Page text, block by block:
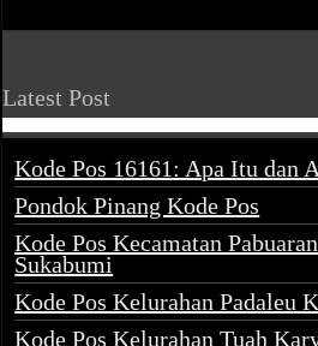
Latest Post
Kode Pos 16161: Apa Itu dan
Pondok Pinang Kode Pos
Kode Pos Kecamatan
Sukabumi
Kode Pos Kelurahan Padaleu
Kode Pos Kelurahan Tuah